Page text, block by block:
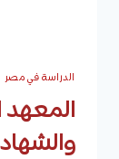
الدراسة في مصر
المعهد